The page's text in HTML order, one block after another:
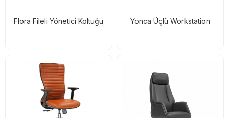
Flora Fileli Yönetici Koltuğu Yonca Üçlü Workstation